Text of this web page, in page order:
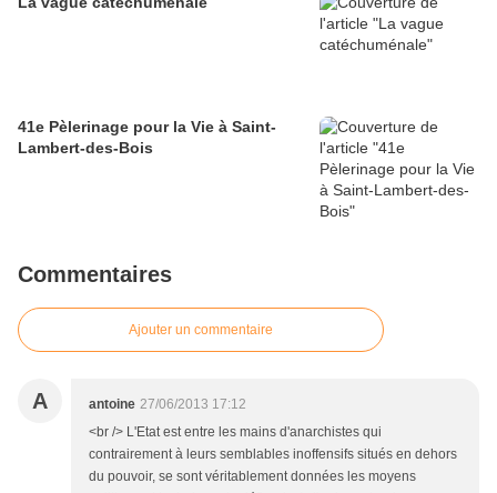
41e Pèlerinage pour la Vie à Saint-
Lambert-des-Bois
Commentaires
Ajouter un commentaire
A antoine 27/06/2013 17:12
<br /> L'Etat est entre les mains d'anarchistes qui
contrairement à leurs semblables inoffensifs situés en dehors
du pouvoir, se sont véritablement données les moyens